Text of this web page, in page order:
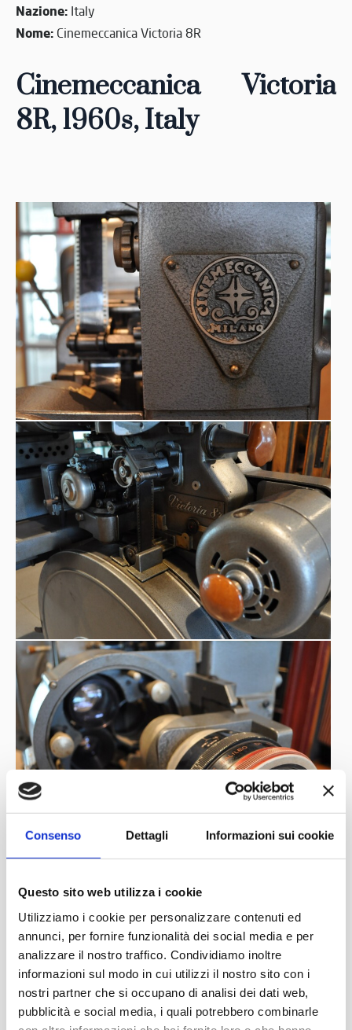
Consenso Dettagli Informazioni sui cookie
Questo sito web utilizza i cookie
Utilizziamo i cookie per personalizzare contenuti ed
annunci, per fornire funzionalità dei social media e per
analizzare il nostro traffico. Condividiamo inoltre
informazioni sul modo in cui utilizzi il nostro sito con i
nostri partner che si occupano di analisi dei dati web,
pubblicità e social media, i quali potrebbero combinarle
Nazione: Italy
Nome: Cinemeccanica Victoria 8R
Cinemeccanica Victoria
8R,1960s,Italy